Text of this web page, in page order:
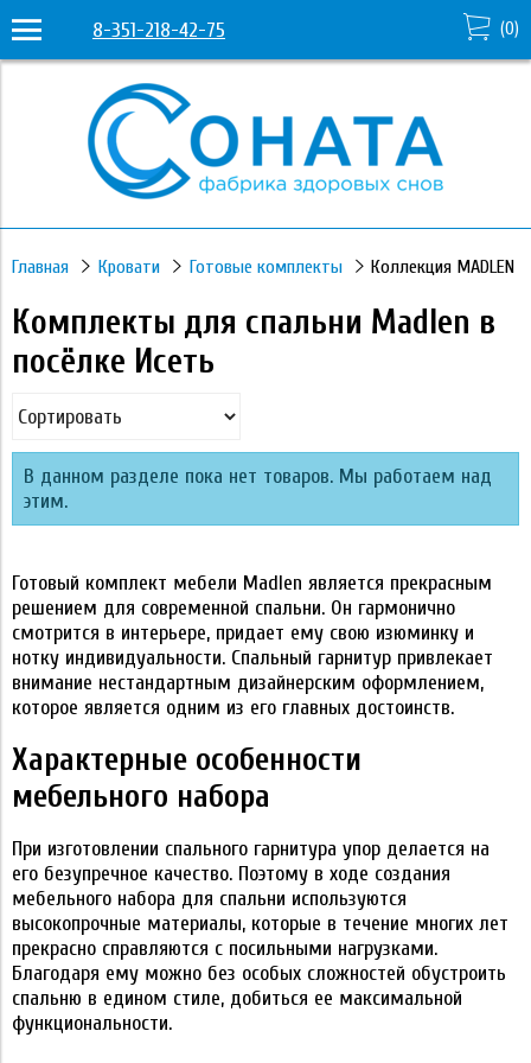
8-351-218-42-75 (0)
Главная Кровати Готовые комплекты Коллекция MADLEN
Комплекты для спальни Madlen в
посёлке Исеть
В данном разделе пока нет товаров. Мы работаем над
этим.
Готовый комплект мебели Madlen является прекрасным
решением для современной спальни. Он гармонично
смотрится в интерьере, придает ему свою изюминку и
нотку индивидуальности. Спальный гарнитур привлекает
внимание нестандартным дизайнерским оформлением,
которое является одним из его главных достоинств.
Характерные особенности
мебельного набора
При изготовлении спального гарнитура упор делается на
его безупречное качество. Поэтому в ходе создания
мебельного набора для спальни используются
высокопрочные материалы, которые в течение многих лет
прекрасно справляются с посильными нагрузками.
Благодаря ему можно без особых сложностей обустроить
спальню в едином стиле, добиться ее максимальной
функциональности.